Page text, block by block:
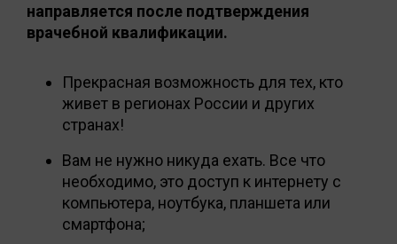
направляется после подтверждения
врачебной квалификации.
Прекрасная возможность для тех, кто
живет в регионах России и других
странах!
Вам не нужно никуда ехать. Все что
необходимо, это доступ к интернету с
компьютера, ноутбука, планшета или
смартфона;